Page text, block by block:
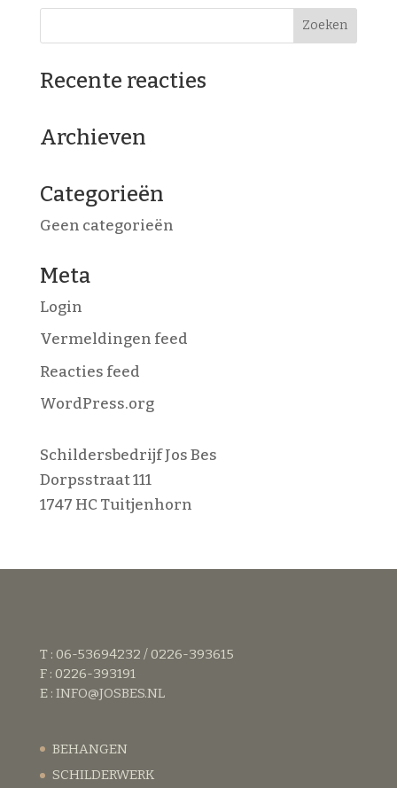
Recente reacties
Archieven
Categorieën
Geen categorieën
Meta
Login
Vermeldingen feed
Reacties feed
WordPress.org
Schildersbedrijf Jos Bes
Dorpsstraat 111
1747 HC Tuitjenhorn
T : 06-53694232 / 0226-393615
F : 0226-393191
E : INFO@JOSBES.NL
BEHANGEN
SCHILDERWERK